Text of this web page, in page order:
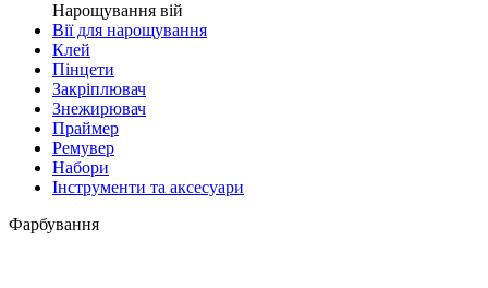
Нарощування вій
Вії для нарощування
Клей
Пінцети
Закріплювач
Знежирювач
Праймер
Ремувер
Набори
Інструменти та аксесуари
Фарбування